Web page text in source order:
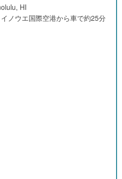
HI
ノウエ国際空港から車で約25分